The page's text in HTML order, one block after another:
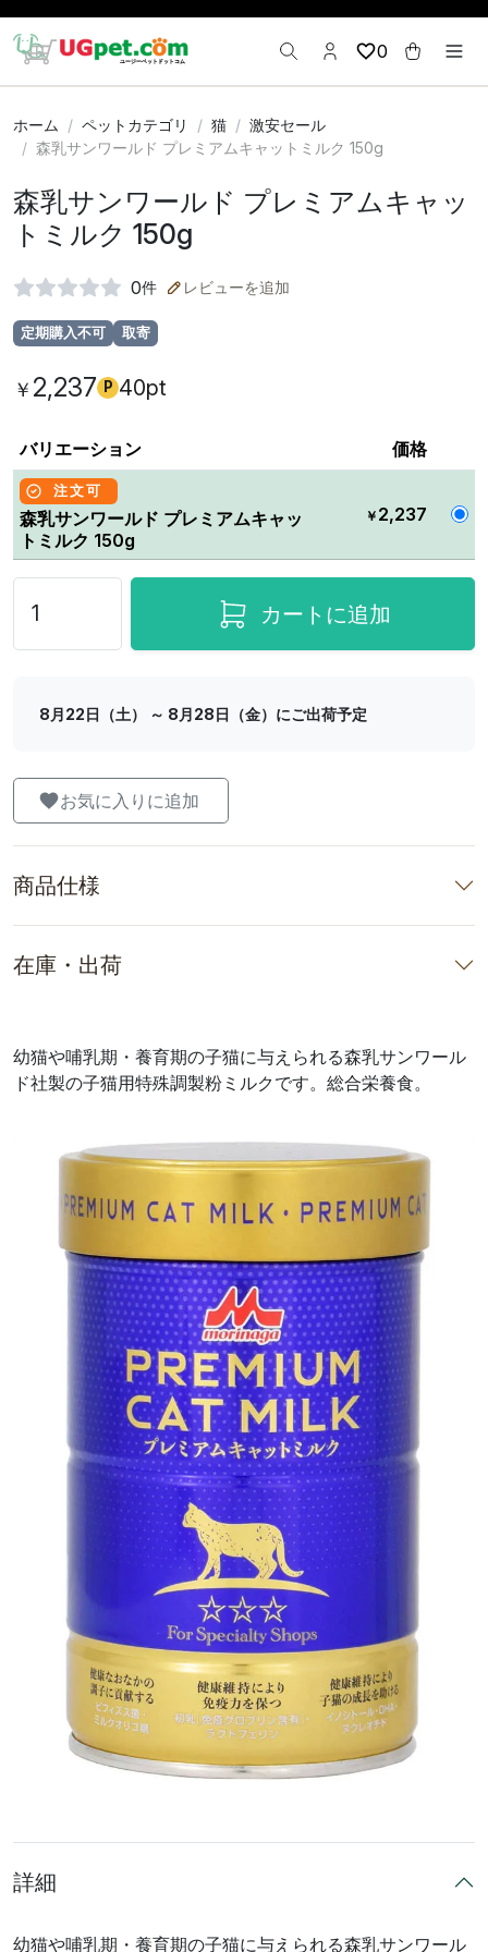
0
ホーム ペットカテゴリ 猫
激安セール
森乳サンワールド プレミアムキャットミルク 150g
森乳サンワールド プレミアムキャッ
トミルク 150g
0件 レビューを追加
定期購入不可 取寄
￥ 2,237 P 40pt
バリエーション 価格
注文可
森乳サンワールド プレミアムキャッ
トミルク 150g
￥ 2,237
カートに追加
8月22日（土） ～ 8月28日（金）にご出荷予定
お気に入りに追加
商品仕様
在庫・出荷
幼猫や哺乳期・養育期の子猫に与えられる森乳サンワール
ド社製の子猫用特殊調製粉ミルクです。総合栄養食。
詳細
幼猫や哺乳期・養育期の子猫に与えられる森乳サンワール